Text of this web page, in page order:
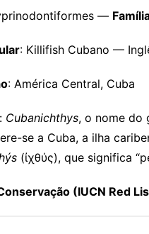
—
: Killifish Cubano —
: América Central, Cuba
: Cubanichthys, o nome do
se a Cuba, a ilha
(ἰχθύς), que significa
(IUCN Red